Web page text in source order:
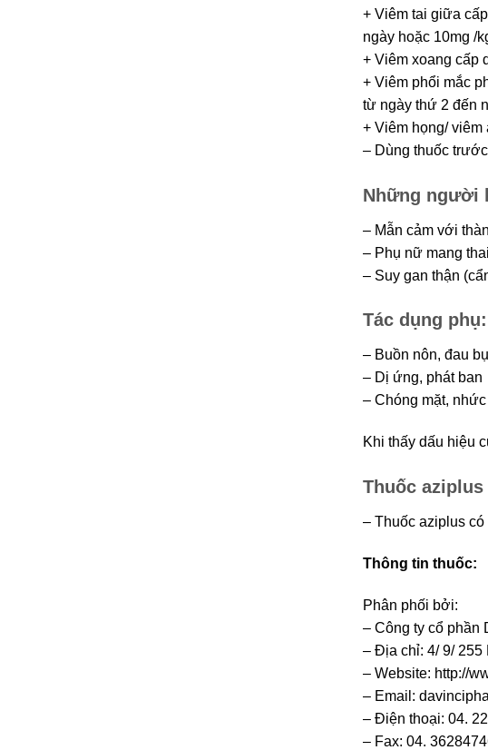
+ Viêm tai giữa
ngày hoặc 10mg /
+ Viêm xoang cấp
+ Viêm phổi mắc
từ ngày thứ 2 đến
+ Viêm họng/ viêm
– Dùng thuốc
Những người
– Mẫn cảm với
– Phụ nữ mang
– Suy gan thận
Tác dụng phụ:
– Buồn nôn, đau
– Dị ứng, phát ban
– Chóng mặt,
Khi thấy dấu hiệu
Thuốc
– Thuốc aziplus
Thông tin thuốc:
Phân phối bởi:
– Công ty cổ phần
– Địa chỉ: 4/ 9/ 255
– Website: http://
– Email:
– Điện thoại: 04.
– Fax: 04.